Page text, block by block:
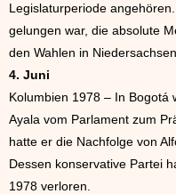
Legislaturperiode
gelungen war, die absolute
den Wahlen in
4. Juni
Kolumbien 1978 – In Bogotá
Ayala vom Parlament zum
hatte er die Nachfolge von
Dessen konservative Partei
1978 verloren.